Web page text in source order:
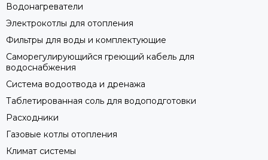
Водонагреватели
Электрокотлы для отопления
Фильтры для воды и комплектующие
Саморегулирующийся греющий кабель для
водоснабжения
Система водоотвода и дренажа
Таблетированная соль для водоподготовки
Расходники
Газовые котлы отопления
Климат системы